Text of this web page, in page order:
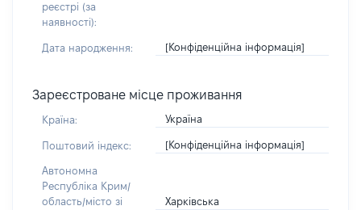
реєстрі (за
наявності):
Дата народження: [Конфіденційна інформація]
Зареєстроване місце проживання
Країна: Україна
Поштовий індекс: [Конфіденційна інформація]
Автономна
Республіка Крим/
область/місто зі
Харківська